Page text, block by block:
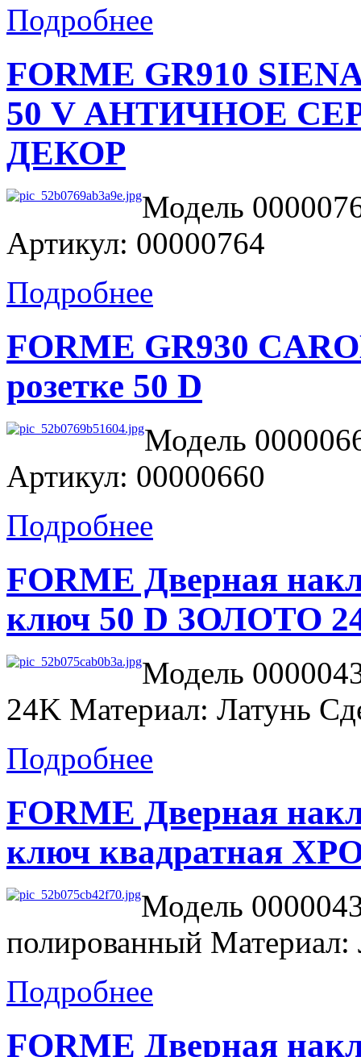
Подробнее
FORME GR910
50 V АНТИЧНОЕ
ДЕКОР
Модель
Артикул: 00000764
Подробнее
FORME GR930
розетке 50 D
Модель
Артикул: 00000660
Подробнее
FORME Дверная
ключ 50 D ЗОЛОТО
Модель
24K Материал: Латунь
Подробнее
FORME Дверная
ключ квадратная
Модель
полированный
Подробнее
FORME Дверная